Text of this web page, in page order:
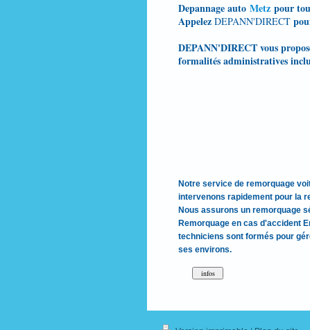
Depannage auto Metz pour
Appelez DEPANN'DIRECT
DEPANN'DIRECT vous
formalités administratives
Notre service de remorquage
intervenons rapidement pour la
Nous assurons un remorquage
Remorquage en cas d'accident
techniciens sont formés pour
ses environs.